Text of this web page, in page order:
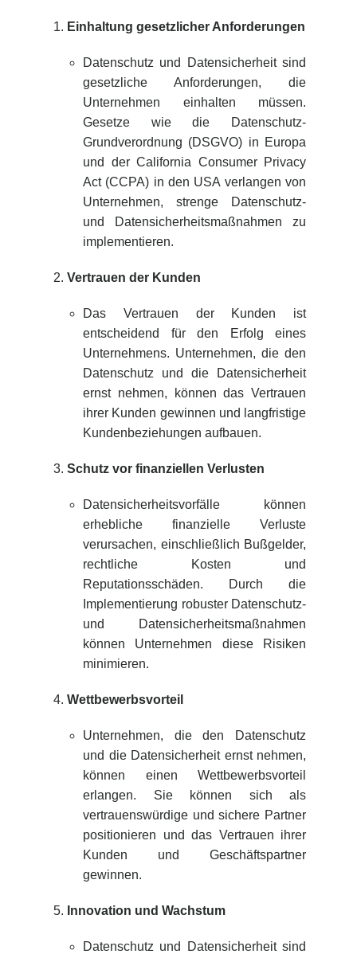
Einhaltung gesetzlicher Anforderungen
Datenschutz und Datensicherheit sind
gesetzliche Anforderungen, die
Unternehmen einhalten müssen.
Gesetze wie die Datenschutz-
Grundverordnung (DSGVO) in Europa
und der California Consumer Privacy
Act (CCPA) in den USA verlangen von
Unternehmen, strenge Datenschutz-
und Datensicherheitsmaßnahmen zu
implementieren.
Vertrauen der Kunden
Das Vertrauen der Kunden ist
entscheidend für den Erfolg eines
Unternehmens. Unternehmen, die den
Datenschutz und die Datensicherheit
ernst nehmen, können das Vertrauen
ihrer Kunden gewinnen und langfristige
Kundenbeziehungen aufbauen.
Schutz vor finanziellen Verlusten
Datensicherheitsvorfälle können
erhebliche finanzielle Verluste
verursachen, einschließlich Bußgelder,
rechtliche Kosten und
Reputationsschäden. Durch die
Implementierung robuster Datenschutz-
und Datensicherheitsmaßnahmen
können Unternehmen diese Risiken
minimieren.
Wettbewerbsvorteil
Unternehmen, die den Datenschutz
und die Datensicherheit ernst nehmen,
können einen Wettbewerbsvorteil
erlangen. Sie können sich als
vertrauenswürdige und sichere Partner
positionieren und das Vertrauen ihrer
Kunden und Geschäftspartner
gewinnen.
Innovation und Wachstum
Datenschutz und Datensicherheit sind